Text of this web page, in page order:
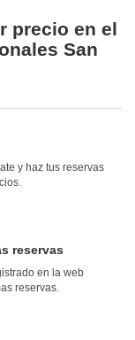
precio en el
San
y haz tus reservas
reservas
en la web
reservas.